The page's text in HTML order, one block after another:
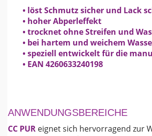
• löst Schmutz sicher und Lack
• hoher Abperleffekt
• trocknet ohne Streifen und
• bei hartem und weichem
• speziell entwickelt für die
• EAN 4260633240198
ANWENDUNGSBEREICHE
CC PUR eignet sich hervorragend zur